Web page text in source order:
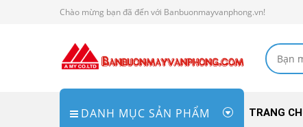
Chào mừng bạn đã đến với Banbuonmayvanphong.vn!
DANH MỤC SẢN PHẨM TRANG